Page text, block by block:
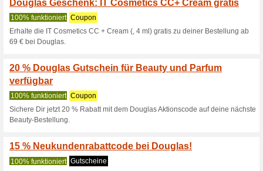
Aktuelle Angebote
Douglas
Wir empfehlen 100%